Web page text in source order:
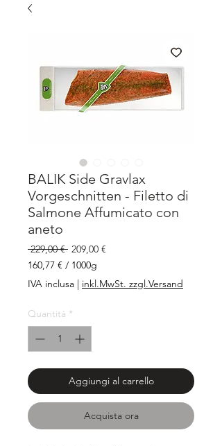
BALIK Side Gravlax
Vorgeschnitten - Filetto di
Salmone Affumicato con
aneto
229,00 € Prezzo
regolare
209,00 €
160,77 € / 1000g
160,77 €
ogni
Grammi
IVA inclusa | inkl.MwSt. zzgl.Versand
Quantità *
Aggiungi al carrello
Acquista ora